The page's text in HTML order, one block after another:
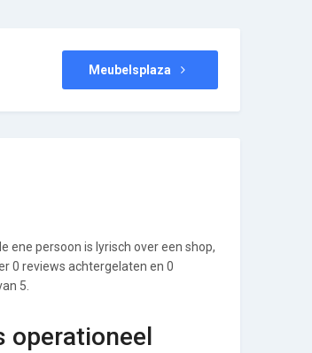
Meubelsplaza
ene persoon is lyrisch over een shop,
0 reviews achtergelaten en 0
5.
operationeel